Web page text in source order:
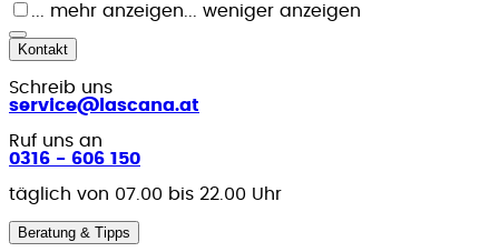
... mehr anzeigen ... weniger anzeigen
Kontakt
Schreib uns
service@lascana.at
Ruf uns an
0316 - 606 150
täglich von 07.00 bis 22.00 Uhr
Beratung & Tipps